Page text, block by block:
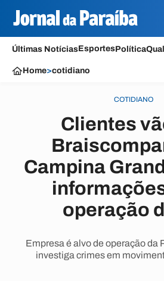
Últimas NotíciasEsportesPolítica
Home>cotidiano
COTIDIANO
Clientes
Campina
operação
Empresa é alvo de operação da
investiga crimes em